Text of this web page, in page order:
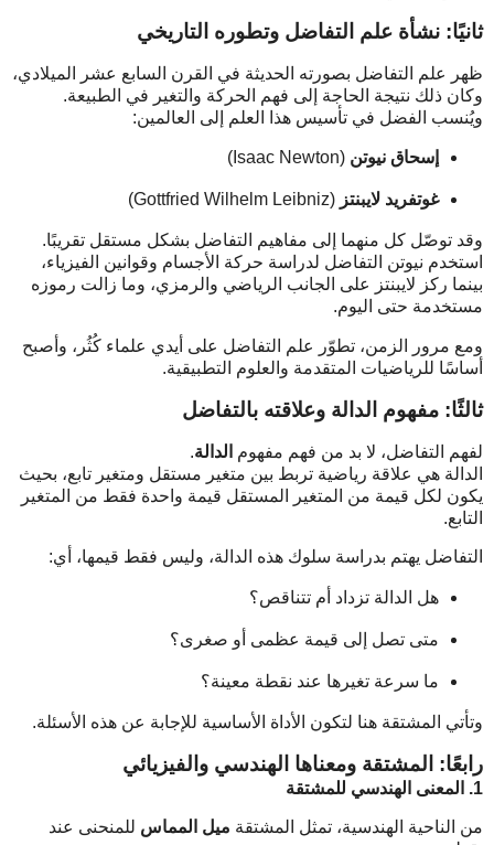
ثانيًا: نشأة علم التفاضل وتطوره التاريخي
ظهر علم التفاضل بصورته الحديثة في القرن السابع عشر الميلادي،
وكان ذلك نتيجة الحاجة إلى فهم الحركة والتغير في الطبيعة.
ويُنسب الفضل في تأسيس هذا العلم إلى العالمين:
إسحاق نيوتن (Isaac Newton)
غوتفريد لايبنتز (Gottfried Wilhelm Leibniz)
وقد توصّل كل منهما إلى مفاهيم التفاضل بشكل مستقل تقريبًا.
استخدم نيوتن التفاضل لدراسة حركة الأجسام وقوانين الفيزياء،
بينما ركز لايبنتز على الجانب الرياضي والرمزي، وما زالت رموزه
مستخدمة حتى اليوم.
ومع مرور الزمن، تطوّر علم التفاضل على أيدي علماء كُثُر، وأصبح
أساسًا للرياضيات المتقدمة والعلوم التطبيقية.
ثالثًا: مفهوم الدالة وعلاقته بالتفاضل
لفهم التفاضل، لا بد من فهم مفهوم الدالة.
الدالة هي علاقة رياضية تربط بين متغير مستقل ومتغير تابع، بحيث
يكون لكل قيمة من المتغير المستقل قيمة واحدة فقط من المتغير
التابع.
التفاضل يهتم بدراسة سلوك هذه الدالة، وليس فقط قيمها، أي:
هل الدالة تزداد أم تتناقص؟
متى تصل إلى قيمة عظمى أو صغرى؟
ما سرعة تغيرها عند نقطة معينة؟
وتأتي المشتقة هنا لتكون الأداة الأساسية للإجابة عن هذه الأسئلة.
رابعًا: المشتقة ومعناها الهندسي والفيزيائي
1. المعنى الهندسي للمشتقة
من الناحية الهندسية، تمثل المشتقة ميل المماس للمنحنى عند